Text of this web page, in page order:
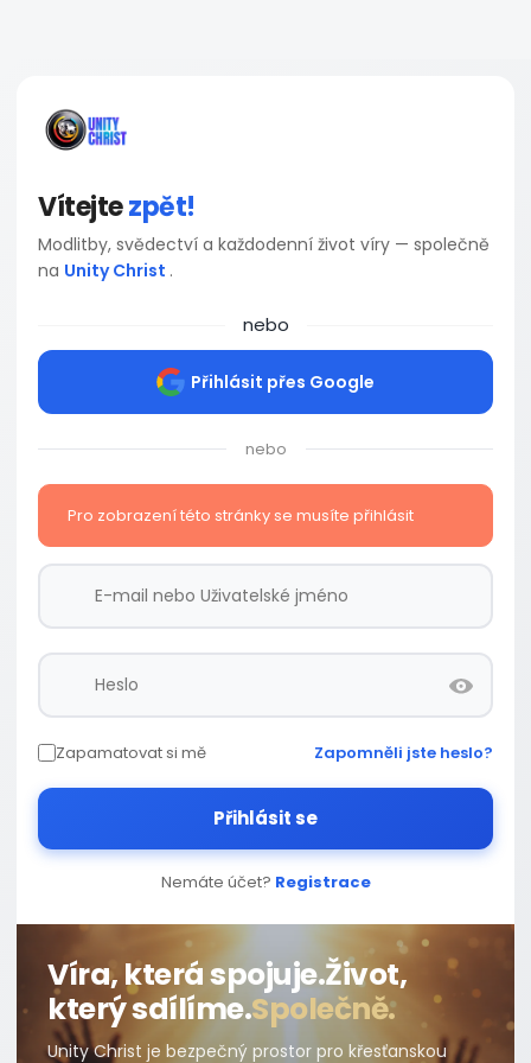
Vítejtezpět!
Modlitby, svědectví a každodenní život víry — společně
na Unity Christ .
nebo
Přihlásit přes Google
nebo
Pro zobrazení této stránky se musíte přihlásit
Zapamatovat si mě Zapomněli jste heslo?
Přihlásit se
Nemáte účet? Registrace
Víra, která spojuje.Život,
který sdílíme.Společně.
Unity Christ je bezpečný prostor pro křesťanskou